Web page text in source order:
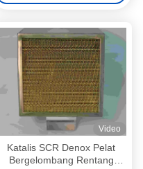
Ketahanan Termal untuk
Video
Katalis SCR Denox Pelat
Bergelombang Rentang